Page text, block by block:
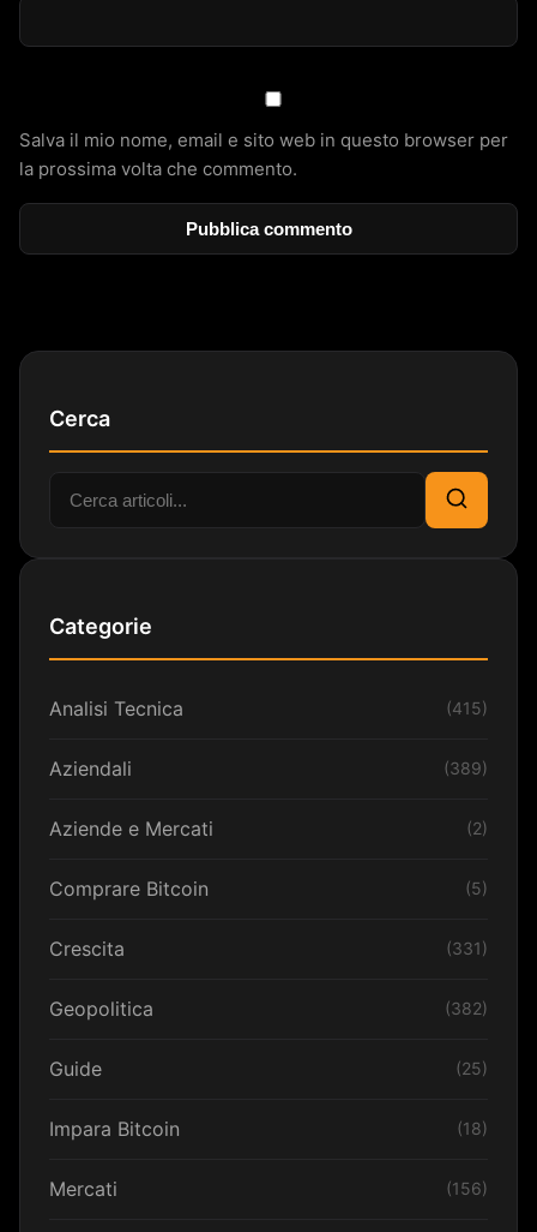
Salva il mio nome, email e sito web in questo browser per
la prossima volta che commento.
Cerca
Cerca:
Cerca
Categorie
Analisi Tecnica (415)
Aziendali (389)
Aziende e Mercati (2)
Comprare Bitcoin (5)
Crescita (331)
Geopolitica (382)
Guide (25)
Impara Bitcoin (18)
Mercati (156)